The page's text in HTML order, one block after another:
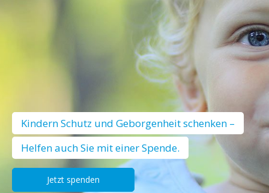
Kindern Schutz und Geborgenheit schenken –
Helfen auch Sie mit einer Spende.
Jetzt spenden